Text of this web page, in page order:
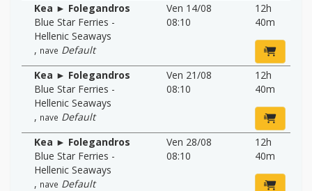
Kea ► Folegandros
Blue Star Ferries -
Hellenic Seaways
, nave Default
Ven 14/08
08:10
12h
40m
Kea ► Folegandros
Blue Star Ferries -
Hellenic Seaways
, nave Default
Ven 21/08
08:10
12h
40m
Kea ► Folegandros
Blue Star Ferries -
Hellenic Seaways
, nave Default
Ven 28/08
08:10
12h
40m